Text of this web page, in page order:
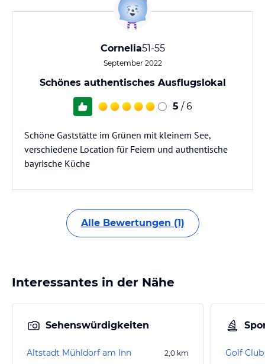
Cornelia51-55
September 2022
Schönes authentisches Ausflugslokal
5 / 6
Schöne Gaststätte im Grünen mit kleinem See,
verschiedene Location für Feiern und authentische
bayrische Küche
Alle Bewertungen (1)
Interessantes in der Nähe
Sehenswürdigkeiten
Altstadt Mühldorf am Inn 2,0 km